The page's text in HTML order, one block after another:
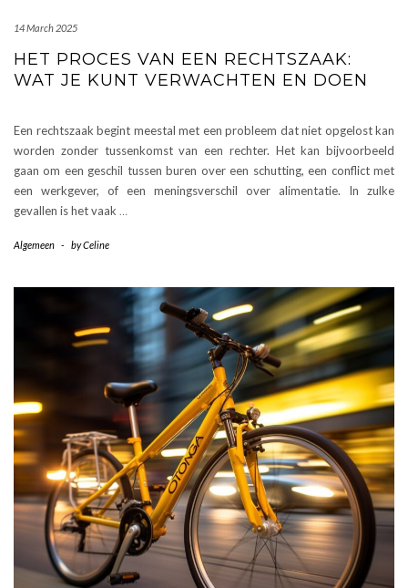
14 March 2025
HET PROCES VAN EEN RECHTSZAAK:
WAT JE KUNT VERWACHTEN EN DOEN
Een rechtszaak begint meestal met een probleem dat niet opgelost kan
worden zonder tussenkomst van een rechter. Het kan bijvoorbeeld
gaan om een geschil tussen buren over een schutting, een conflict met
een werkgever, of een meningsverschil over alimentatie. In zulke
gevallen is het vaak …
Algemeen - byCeline